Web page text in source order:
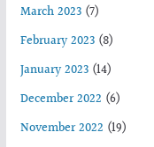
March 2023(7)
February 2023(8)
January 2023(14)
December 2022 (6)
November 2022 (19)